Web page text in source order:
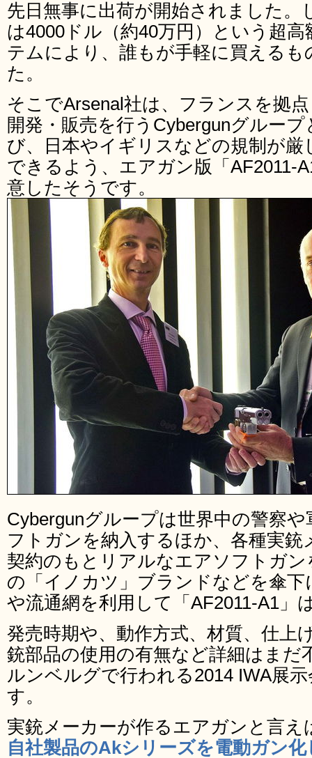
先日無事に出荷が開始されました
は4000ドル（約40万円）という超
テムにより、誰もが手軽に買える
た。
そこでArsenal社は、フランスを拠
開発・販売を行うCybergunグルー
び、日本やイギリスなどの規制が
できるよう、エアガン版「AF2011-
意したそうです。
Cybergunグループは世界中の警察
フトガンを納入するほか、各種実
契約のもとリアルなエアソフトガ
の「イノカツ」ブランドなどを傘
や流通網を利用して「AF2011-A1」
発売時期や、動作方式、材質、仕上
銃部品の使用の有無など詳細はまだ
ルンベルグで行われる2014 IWA展
す。
実銃メーカーが作るエアガンと言え
自社製品のAkシリーズを電動ガン